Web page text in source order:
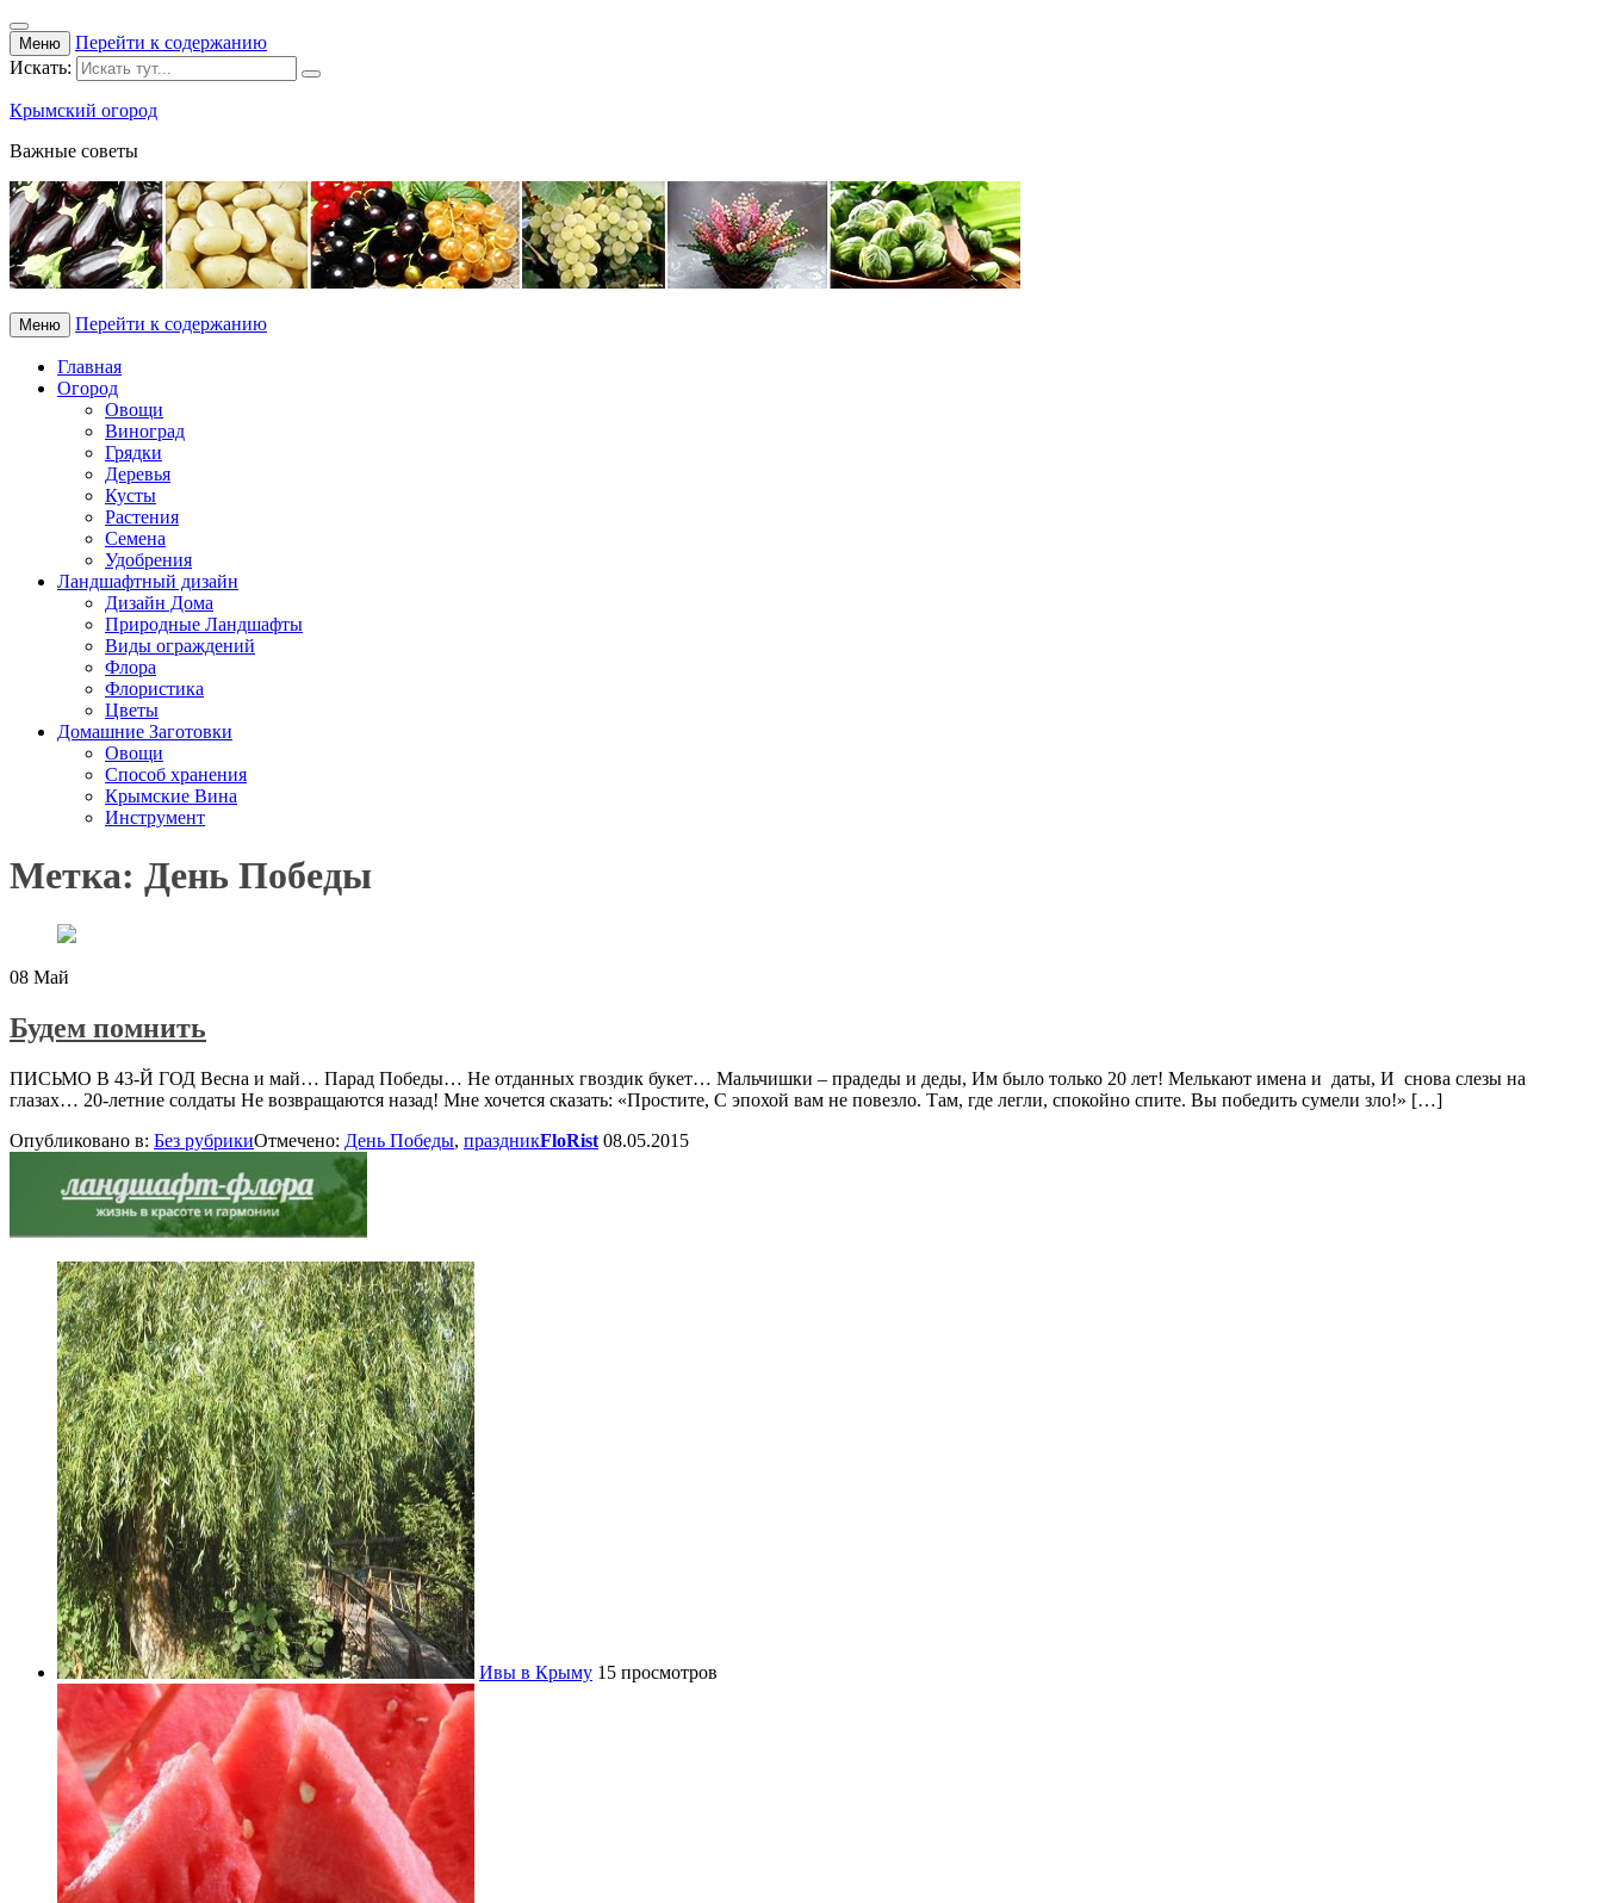
Меню
Перейти к содержанию
Искать:
Крымский огород
Важные советы
Меню Перейти к содержанию
Главная
Огород
Овощи
Виноград
Грядки
Деревья
Кусты
Растения
Семена
Удобрения
Ландшафтный дизайн
Дизайн Дома
Природные Ландшафты
Виды ограждений
Флора
Флористика
Цветы
Домашние Заготовки
Овощи
Способ хранения
Крымские Вина
Инструмент
Метка: День Победы
08 Май
Будем помнить
ПИСЬМО В 43-Й ГОД Весна и май… Парад Победы… Не отданных гвоздик букет… Мальчишки – прадеды и деды, Им было только 20 лет! Мелькают имена и даты, И снова слезы на
глазах… 20-летние солдаты Не возвращаются назад! Мне хочется сказать: «Простите, С эпохой вам не повезло. Там, где легли, спокойно спите. Вы победить сумели зло!» […]
Опубликовано в: Без рубрикиОтмечено: День Победы, праздникFloRist 08.05.2015
Ивы в Крыму 15 просмотров